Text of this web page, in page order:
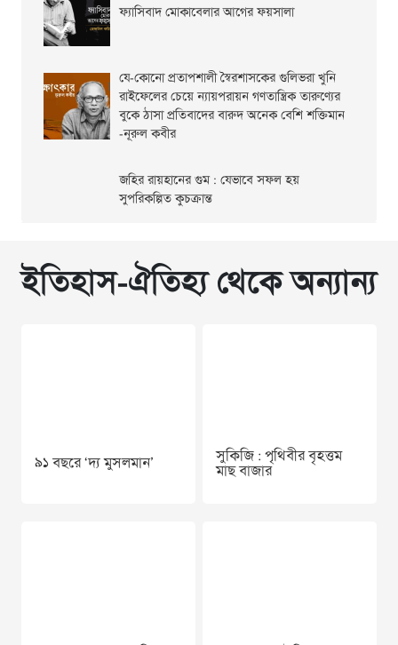
ফ্যাসিবাদ মোকাবেলার আগের ফয়সালা
যে-কোনো প্রতাপশালী স্বৈরশাসকের গুলিভরা খুনি
রাইফেলের চেয়ে ন্যায়পরায়ন গণতান্ত্রিক তারুণ্যের
বুকে ঠাসা প্রতিবাদের বারুদ অনেক বেশি শক্তিমান
-নূরুল কবীর
জহির রায়হানের গুম : যেভাবে সফল হয়
সুপরিকল্পিত কুচক্রান্ত
ইতিহাস-ঐতিহ্য থেকে অন্যান্য
৯১ বছরে ‘দ‍্য মুসলমান’
সুকিজি : পৃথিবীর বৃহত্তম
মাছ বাজার